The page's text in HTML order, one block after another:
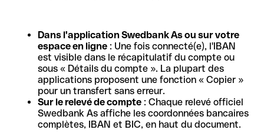
Dans l'application Swedbank As ou sur votre
espace en ligne : Une fois connecté(e), l'IBAN
est visible dans le récapitulatif du compte ou
sous « Détails du compte ». La plupart des
applications proposent une fonction « Copier »
pour un transfert sans erreur.
Sur le relevé de compte : Chaque relevé officiel
Swedbank As affiche les coordonnées bancaires
complètes, IBAN et BIC, en haut du document.